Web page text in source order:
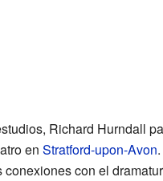
Richard Hurndall
en Stratford-upon-Avon
conexiones con el